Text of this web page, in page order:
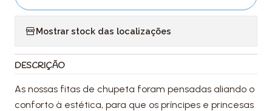
Mostrar stock das localizações
DESCRIÇÃO
As nossas fitas de chupeta foram pensadas aliando o
conforto à estética, para que os príncipes e princesas